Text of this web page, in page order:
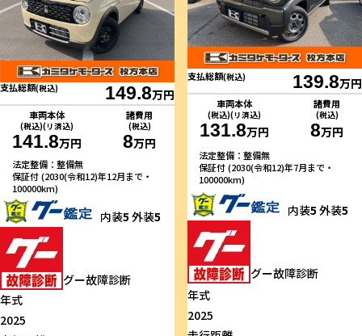
支払総額(税込) 149.8万円
車両本体
(税込)(リ済込)
141.8万円
諸費用
(税込)
8万円
法定整備：整備無
保証付 (2030(令和12)年12月まで・
100000km)
内装5 外装5
グー故障診断
年式
2025
支払総額(税込) 139.8万円
車両本体
(税込)(リ済込)
131.8万円
諸費用
(税込)
8万円
法定整備：整備無
保証付 (2030(令和12)年7月まで・
100000km)
内装5 外装5
グー故障診断
年式
2025